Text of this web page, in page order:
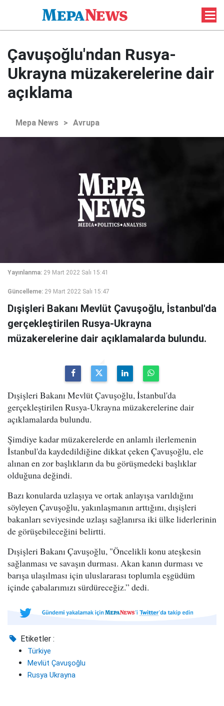
Çavuşoğlu'ndan Rusya-
Ukrayna müzakerelerine dair
açıklama
Mepa News > Avrupa
Yayınlanma: 29 Mart 2022 Salı 15:41
Güncelleme: 29 Mart 2022 Salı 15:47
Dışişleri Bakanı Mevlüt Çavuşoğlu, İstanbul'da
gerçekleştirilen Rusya-Ukrayna
müzakerelerine dair açıklamalarda bulundu.
Dışişleri Bakanı Mevlüt Çavuşoğlu, İstanbul'da
gerçekleştirilen Rusya-Ukrayna müzakerelerine dair
açıklamalarda bulundu.
Şimdiye kadar müzakerelerde en anlamlı ilerlemenin
İstanbul'da kaydedildiğine dikkat çeken Çavuşoğlu, ele
alınan en zor başlıkların da bu görüşmedeki başlıklar
olduğuna değindi.
Bazı konularda uzlaşıya ve ortak anlayışa varıldığını
söyleyen Çavuşoğlu, yakınlaşmanın arttığını, dışişleri
bakanları seviyesinde uzlaşı sağlanırsa iki ülke liderlerinin
de görüşebileceğini belirtti.
Dışişleri Bakanı Çavuşoğlu, "Öncelikli konu ateşkesin
sağlanması ve savaşın durması. Akan kanın durması ve
barışa ulaşılması için uluslararası toplumla eşgüdüm
içinde çabalarımızı sürdüreceğiz.” dedi.
Etiketler :
Türkiye
Mevlüt Çavuşoğlu
Rusya Ukrayna